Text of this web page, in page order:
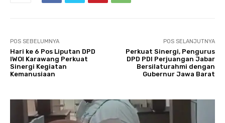
POS SEBELUMNYA
Hari ke 6 Pos Liputan DPD
IWOI Karawang Perkuat
Sinergi Kegiatan
Kemanusiaan
POS SELANJUTNYA
Perkuat Sinergi, Pengurus
DPD PDI Perjuangan Jabar
Bersilaturahmi dengan
Gubernur Jawa Barat